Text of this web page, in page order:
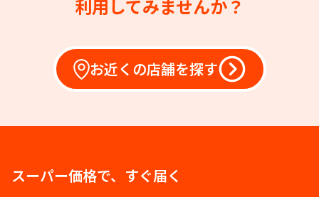
利用してみませんか？
お近くの店舗を探す
スーパー価格で、すぐ届く